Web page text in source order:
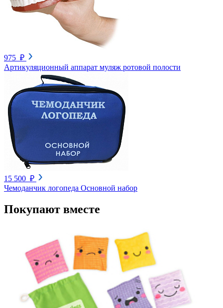
975 ₽
Артикуляционный аппарат муляж ротовой полости
15 500 ₽
Чемоданчик логопеда Основной набор
Покупают вместе